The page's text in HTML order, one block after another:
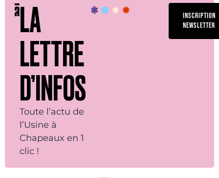
LA
LETTRE
D’INFOS
Toute l’actu de
l’Usine à
Chapeaux en 1
clic !
INSCRIPTION
NEWSLETTER